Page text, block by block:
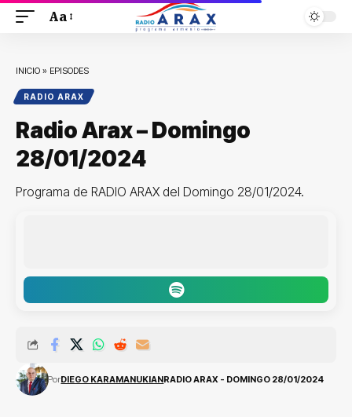
Aa
INICIO » EPISODES
RADIO ARAX
Radio Arax – Domingo
28/01/2024
Programa de RADIO ARAX del Domingo 28/01/2024.
PorDIEGO KARAMANUKIANRADIO ARAX - DOMINGO 28/01/2024